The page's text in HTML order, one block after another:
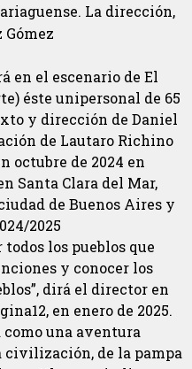
La dirección,
Gómez
en el escenario de El
éste unipersonal de 65
y dirección de Daniel
de Lautaro Richino
octubre de 2024 en
Santa Clara del Mar,
de Buenos Aires y
2025
los pueblos que
y conocer los
dirá el director en
en enero de 2025.
como una aventura
civilización, de la pampa